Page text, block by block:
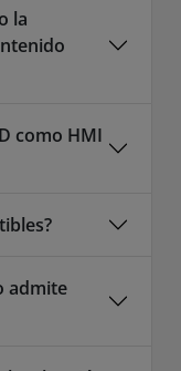
la
como HMI
admite